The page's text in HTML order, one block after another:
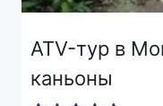
ATV-тур в
каньоны